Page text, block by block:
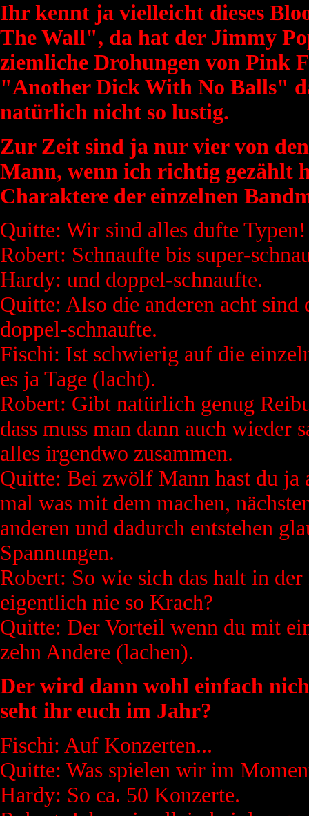
Ihr kennt ja vielleicht dieses
The Wall", da hat der Jimmy
ziemliche Drohungen von Pink
"Another Dick With No Balls"
natürlich nicht so lustig.
Zur Zeit sind ja nur vier von
Mann, wenn ich richtig gezählt
Charaktere der einzelnen
Quitte: Wir sind alles dufte Typen!
Robert: Schnaufte bis super-
Hardy: und doppel-schnaufte.
Quitte: Also die anderen acht
doppel-schnaufte.
Fischi: Ist schwierig auf die
es ja Tage (lacht).
Robert: Gibt natürlich genug
dass muss man dann auch
alles irgendwo zusammen.
Quitte: Bei zwölf Mann hast du ja
mal was mit dem machen,
anderen und dadurch entstehen
Spannungen.
Robert: So wie sich das halt in
eigentlich nie so Krach?
Quitte: Der Vorteil wenn du mit
zehn Andere (lachen).
Der wird dann wohl einfach
seht ihr euch im Jahr?
Fischi: Auf Konzerten...
Quitte: Was spielen wir im
Hardy: So ca. 50 Konzerte.